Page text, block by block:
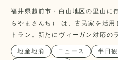
福井県越前市・白山地区の里山
らやまさんち） は、古民家を活
トラン。新たにヴィーガン対応の
た。
地産地消 ニュース
半日